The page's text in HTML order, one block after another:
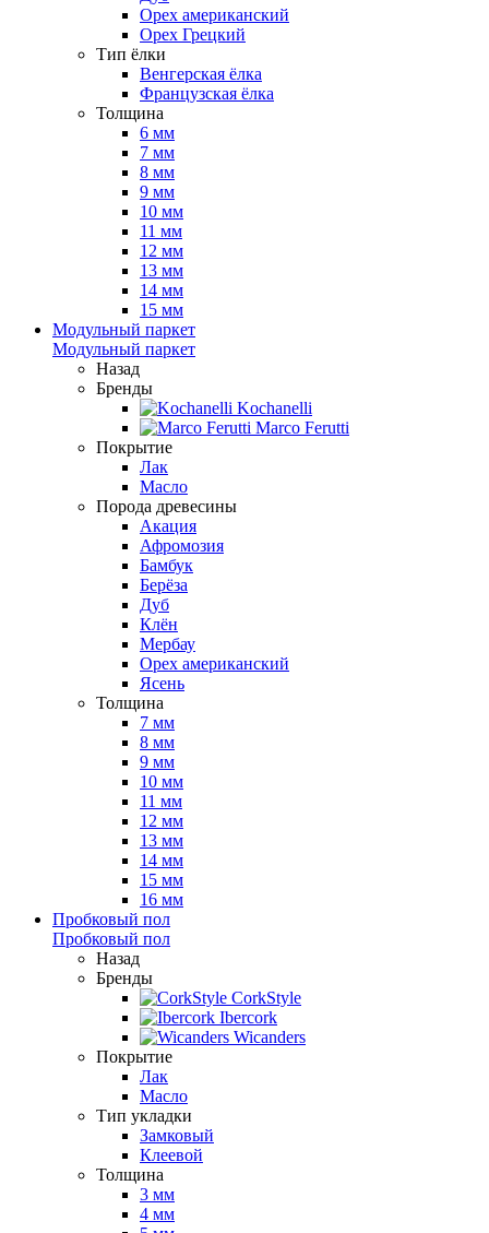
Орех американский
Орех Грецкий
Тип ёлки
Венгерская ёлка
Французская ёлка
Толщина
6 мм
7 мм
8 мм
9 мм
10 мм
11 мм
12 мм
13 мм
14 мм
15 мм
Модульный паркет
Модульный паркет
Назад
Бренды
Kochanelli
Marco Ferutti
Покрытие
Лак
Масло
Порода древесины
Акация
Афромозия
Бамбук
Берёза
Дуб
Клён
Мербау
Орех американский
Ясень
Толщина
7 мм
8 мм
9 мм
10 мм
11 мм
12 мм
13 мм
14 мм
15 мм
16 мм
Пробковый пол
Пробковый пол
Назад
Бренды
CorkStyle
Ibercork
Wicanders
Покрытие
Лак
Масло
Тип укладки
Замковый
Клеевой
Толщина
3 мм
4 мм